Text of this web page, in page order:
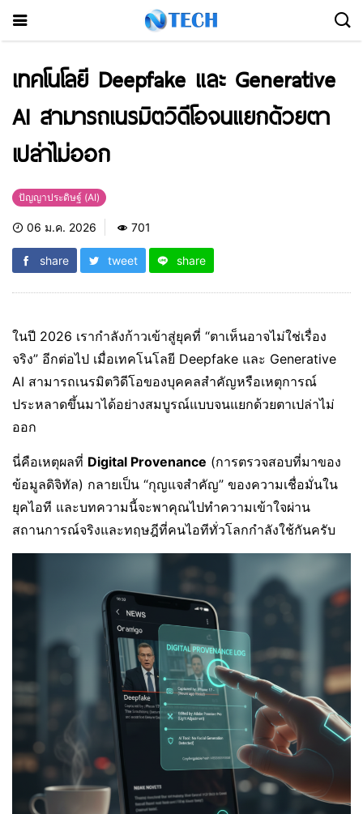
เทคโนโลยี Deepfake และ Generative
AI สามารถเนรมิตวิดีโอจนแยกด้วยตา
เปล่าไม่ออก
ปัญญาประดิษฐ์ (AI)
06 ม.ค. 2026 701
share tweet share
ในปี 2026 เรากำลังก้าวเข้าสู่ยุคที่ “ตาเห็นอาจไม่ใช่เรื่อง
จริง” อีกต่อไป เมื่อเทคโนโลยี Deepfake และ Generative
AI สามารถเนรมิตวิดีโอของบุคคลสำคัญหรือเหตุการณ์
ประหลาดขึ้นมาได้อย่างสมบูรณ์แบบจนแยกด้วยตาเปล่าไม่
ออก
นี่คือเหตุผลที่ Digital Provenance (การตรวจสอบที่มาของ
ข้อมูลดิจิทัล) กลายเป็น “กุญแจสำคัญ” ของความเชื่อมั่นใน
ยุคไอที และบทความนี้จะพาคุณไปทำความเข้าใจผ่าน
สถานการณ์จริงและทฤษฎีที่คนไอทีทั่วโลกกำลังใช้กันครับ